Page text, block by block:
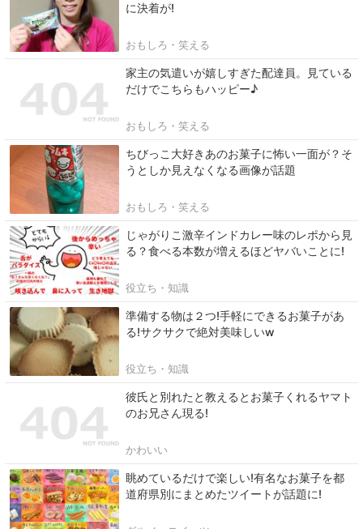
に決着が!
おもしろ・笑える
家主の気遣いが嬉しすぎた配達員。見ている
だけでこちらもハッピー♪
おもしろ・笑える
ちびっこ大好きあのお菓子に怖い一面が？そ
うとしか見えなくなる画像が話題
おもしろ・笑える
じゃがりこ激辛インドカレー味のレポから見
る？食べる本数が増えるほどヤバいことに!
役立ち・知識
準備する物は２つ!手軽にできるお菓子があ
る!サクサクで絶対美味しいw
役立ち・知識
彼氏と別れたと教えるとお菓子くれるヤマト
のお兄さん現る!
かわいい
眺めているだけで楽しい!有名なお菓子を都
道府県別にまとめたツイートが話題に!